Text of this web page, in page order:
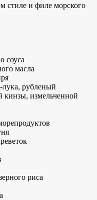
стиле и филе морского
соуса
масла
лука, рубленый
кинзы, измельченной
риса